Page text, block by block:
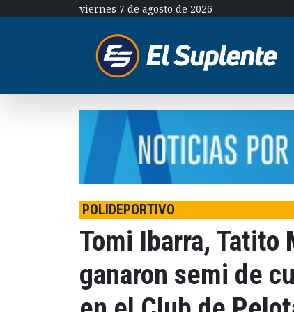
viernes 7 de agosto de 2026
POLIDEPORTIVO
Tomi Ibarra, Tatito
ganaron semi de